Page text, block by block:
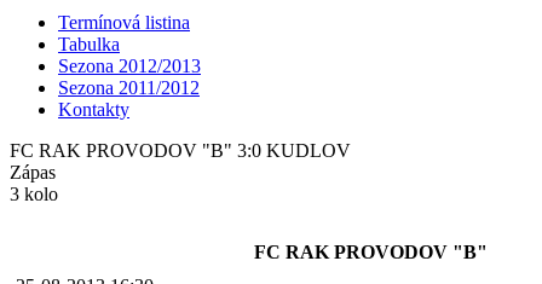
Termínová listina
Tabulka
Sezona 2012/2013
Sezona 2011/2012
Kontakty
FC RAK PROVODOV "B" 3:0 KUDLOV
Zápas
3 kolo
FC RAK PROVODOV "B"